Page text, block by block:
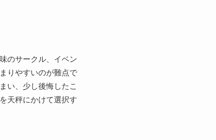
のサークル、イベン
りやすいのが難点で
い、少し後悔したこ
天秤にかけて選択す